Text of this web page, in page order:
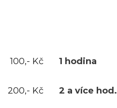
100,- Kč
200,- Kč
1 hodina
2 a více hod.